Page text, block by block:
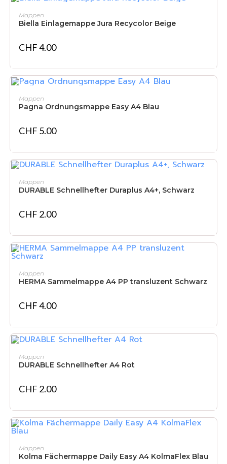
Mappen
Biella Einlagemappe Jura Recycolor Beige
CHF4.00
Mappen
Pagna Ordnungsmappe Easy A4 Blau
CHF 5.00
Mappen
DURABLE Schnellhefter Duraplus A4+, Schwarz
CHF 2.00
Mappen
HERMA Sammelmappe A4 PP transluzent Schwarz
CHF4.00
Mappen
DURABLE Schnellhefter A4 Rot
CHF 2.00
Mappen
Kolma Fächermappe Daily Easy A4 KolmaFlex Blau